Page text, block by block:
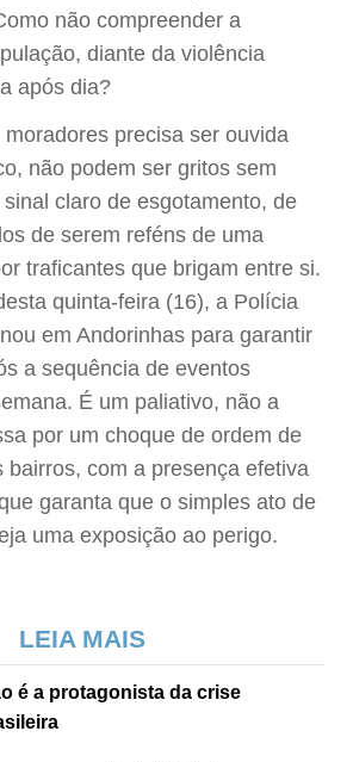
não compreender a
diante da violência
após dia?
precisa ser ouvida
não podem ser gritos sem
claro de esgotamento, de
de serem reféns de uma
traficantes que brigam entre si.
quinta-feira (16), a Polícia
em Andorinhas para garantir
a sequência de eventos
É um paliativo, não a
por um choque de ordem de
bairros, com a presença efetiva
garanta que o simples ato de
uma exposição ao perigo.
LEIA MAIS
é a protagonista da crise